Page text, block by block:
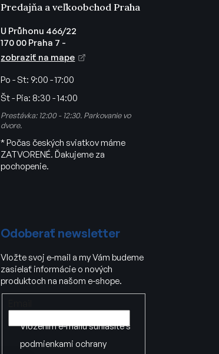
Predajňa a veľkoobchod Praha
U Průhonu 466/22
170 00 Praha 7 -
zobraziť na mape
Po - St: 9:00 - 17:00
Št - Pia: 8:30 - 14:00
Prestávka: 12:00 - 12:30. Parkovanie vo
dvore.
* Počas českých sviatkov máme
ZATVORENÉ. Ďakujeme za
pochopenie.
Odoberať newsletter
Vložte svoj e-mail a my Vám budeme
zasielať informácie o nových
produktoch na našom e-shope.
Vložením e-mailu súhlasíte s
podmienkami ochrany